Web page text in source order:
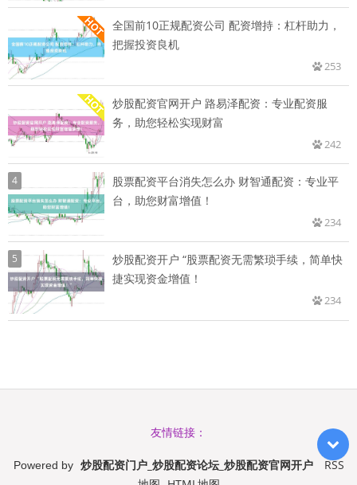
全国前10正规配资公司 配资增持：杠杆助力，
把握投资良机
253
炒股配资官网开户 路易泽配资：专业配资服
务，助您轻松实现财富
242
4
股票配资平台消失怎么办 财智通配资：专业平
台，助您财富增值！
234
5
炒股配资开户 “股票配资无需繁琐手续，简单快
捷实现资金增值！
234
友情链接：
Powered by 炒股配资门户_炒股配资论坛_炒股配资官网开户
RSS